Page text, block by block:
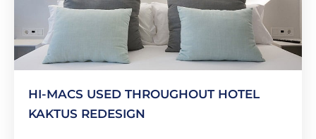
HI-MACS USED THROUGHOUT HOTEL
KAKTUS REDESIGN